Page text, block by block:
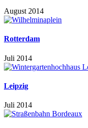
August 2014
Rotterdam
Juli 2014
Leipzig
Juli 2014